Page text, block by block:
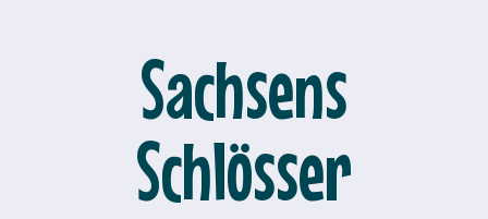
Sachsens
Schlösser